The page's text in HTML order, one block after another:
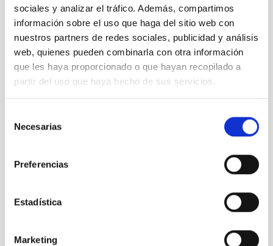
sociales y analizar el tráfico. Además, compartimos
información sobre el uso que haga del sitio web con
nuestros partners de redes sociales, publicidad y análisis
web, quienes pueden combinarla con otra información
que les haya proporcionado o que hayan recopilado a
partir del uso que haya hecho de sus servicios.
Necesarias
Preferencias
Estadística
Marketing
1)
ESPECIALIDAD
GESTIÓN ADMINISTRATIVA
PROMOCIÓN INTERNA
NO
ANEXO III SOLICITUD